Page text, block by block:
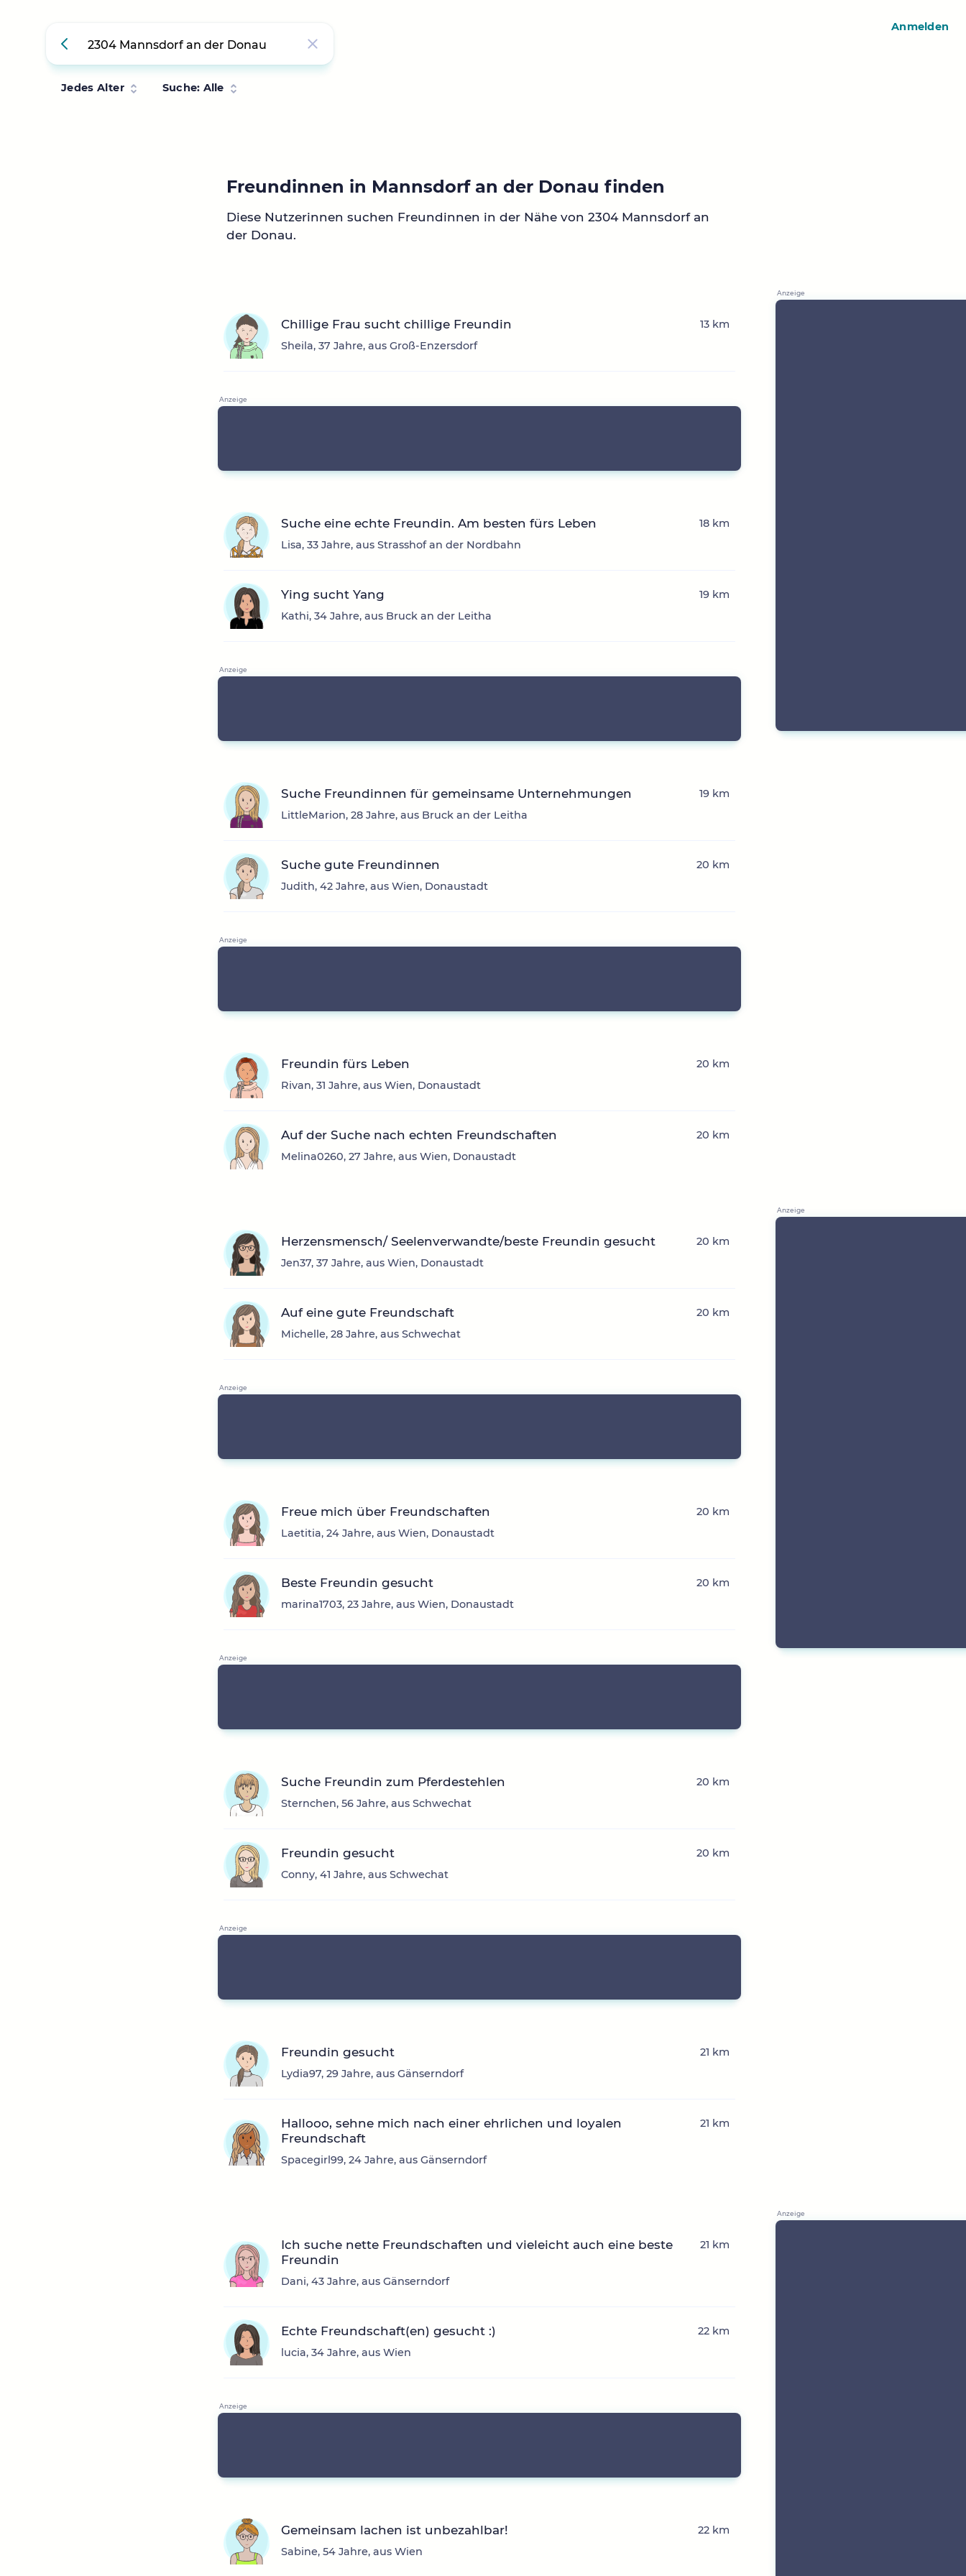
Jedes Alter Suche: Alle
Freundinnen in Mannsdorf an der Donau finden
Diese Nutzerinnen suchen Freundinnen in der Nähe von 2304 Mannsdorf an
der Donau.
Chillige Frau sucht chillige Freundin
Sheila, 37 Jahre, aus Groß-Enzersdorf
13 km
Suche eine echte Freundin. Am besten fürs Leben
Lisa, 33 Jahre, aus Strasshof an der Nordbahn
18 km
Ying sucht Yang
Kathi, 34 Jahre, aus Bruck an der Leitha
19 km
Suche Freundinnen für gemeinsame Unternehmungen
LittleMarion, 28 Jahre, aus Bruck an der Leitha
19 km
Suche gute Freundinnen
Judith, 42 Jahre, aus Wien, Donaustadt
20 km
Freundin fürs Leben
Rivan, 31 Jahre, aus Wien, Donaustadt
20 km
Auf der Suche nach echten Freundschaften
Melina0260, 27 Jahre, aus Wien, Donaustadt
20 km
Herzensmensch/ Seelenverwandte/beste Freundin gesucht
Jen37, 37 Jahre, aus Wien, Donaustadt
20 km
Auf eine gute Freundschaft
Michelle, 28 Jahre, aus Schwechat
20 km
Freue mich über Freundschaften
Laetitia, 24 Jahre, aus Wien, Donaustadt
20 km
Beste Freundin gesucht
marina1703, 23 Jahre, aus Wien, Donaustadt
20 km
Suche Freundin zum Pferdestehlen
Sternchen, 56 Jahre, aus Schwechat
20 km
Freundin gesucht
Conny, 41 Jahre, aus Schwechat
20 km
Freundin gesucht
Lydia97, 29 Jahre, aus Gänserndorf
21 km
Hallooo, sehne mich nach einer ehrlichen und loyalen
Freundschaft
Spacegirl99, 24 Jahre, aus Gänserndorf
21 km
Ich suche nette Freundschaften und vieleicht auch eine beste
Freundin
Dani, 43 Jahre, aus Gänserndorf
21 km
Echte Freundschaft(en) gesucht :)
lucia, 34 Jahre, aus Wien
22 km
Gemeinsam lachen ist unbezahlbar!
Sabine, 54 Jahre, aus Wien
22 km
Anmelden